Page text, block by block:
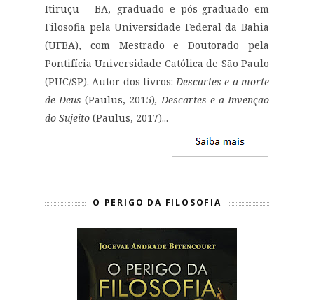
Itiruçu - BA, graduado e pós-graduado em
Filosofia pela Universidade Federal da Bahia
(UFBA), com Mestrado e Doutorado pela
Pontifícia Universidade Católica de São Paulo
(PUC/SP). Autor dos livros: Descartes e a morte
de Deus (Paulus, 2015), Descartes e a Invenção
do Sujeito (Paulus, 2017)...
O PERIGO DA FILOSOFIA